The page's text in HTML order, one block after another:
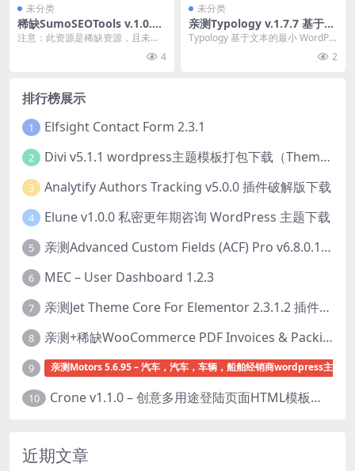
未分类
稀缺SumoSEOTools v.1.0.3
在线SEO工具脚本源码下载
注意：此资源是稀缺资源，且未测
4
未分类
亲测Typology v.1.7.7 基于文
本的最小 WordPress 博客主
题下载
Typology 基于文本的最小 WordPr
2
排行榜展示
1 Elfsight Contact Form 2.3.1
2 Divi v5.1.1 wordpress主题模板打包下载（Theme + Builder+ Extra Theme + Templates + Layouts + PSD）
3 Analytify Authors Tracking v5.0.0 插件破解版下载
4 Elune v1.0.0 私密更年期咨询 WordPress 主题下载
5 亲测Advanced Custom Fields (ACF) Pro v6.8.0.1 + Advanced Custom Fields: Extended PRO v0.9.2.3 | 网站开发自定义字段插件下载
6 MEC – User Dashboard 1.2.3
7 亲测Jet Theme Core For Elementor 2.3.1.2 插件下载
8 亲测+稀缺WooCommerce PDF Invoices & Packing Slips Professional v2.20.0 + Templates v2.25.1 [by WpOverNight] WooCommerce PDF 发票和装箱单插件下载
9 亲测Motors 5.6.95 – 汽车，汽车，车辆，船舶经销商wordpress主题下
10 Crone v1.1.0 – 创意多用途登陆页面HTML模板下载
近期文章